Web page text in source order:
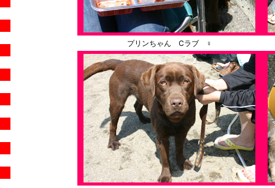
プリンちゃん Cラブ ♀